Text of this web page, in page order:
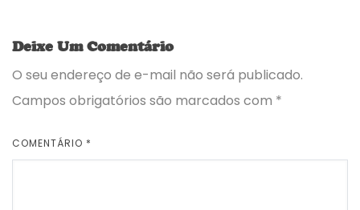
Deixe Um Comentário
O seu endereço de e-mail não será publicado.
Campos obrigatórios são marcados com *
COMENTÁRIO *